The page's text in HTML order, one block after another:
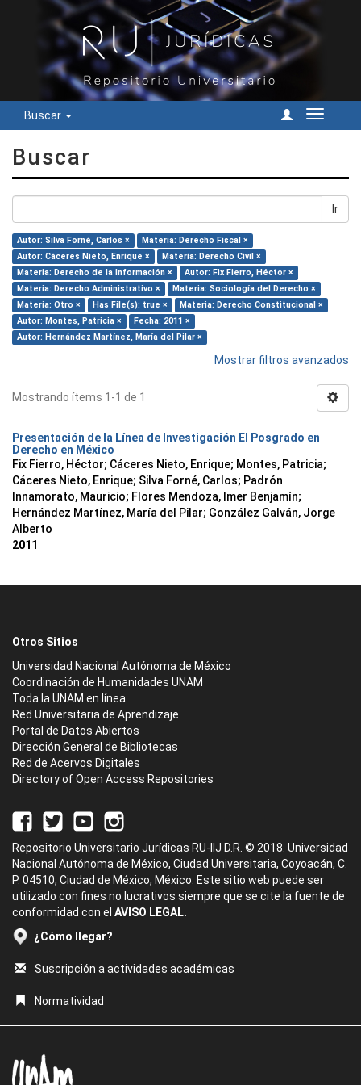
Buscar
Cambiar
Buscar
Ir
Autor: Silva Forné, Carlos ×
Materia: Derecho Fiscal ×
Autor: Cáceres Nieto, Enrique ×
Materia: Derecho Civil ×
Materia: Derecho de la Información ×
Autor: Fix Fierro, Héctor ×
Materia: Derecho Administrativo ×
Materia: Sociología del Derecho ×
Materia: Otro ×
Has File(s): true ×
Materia: Derecho Constitucional ×
Autor: Montes, Patricia ×
Fecha: 2011 ×
Autor: Hernández Martínez, María del Pilar ×
Mostrar filtros avanzados
Mostrando ítems 1-1 de 1
Presentación de la Línea de Investigación El Posgrado en
Derecho en México
Fix Fierro, Héctor; Cáceres Nieto, Enrique; Montes, Patricia;
Cáceres Nieto, Enrique; Silva Forné, Carlos; Padrón
Innamorato, Mauricio; Flores Mendoza, Imer Benjamín;
Hernández Martínez, María del Pilar; González Galván, Jorge
Alberto
2011
Otros Sitios
Universidad Nacional Autónoma de México
Coordinación de Humanidades UNAM
Toda la UNAM en línea
Red Universitaria de Aprendizaje
Portal de Datos Abiertos
Dirección General de Bibliotecas
Red de Acervos Digitales
Directory of Open Access Repositories
Repositorio Universitario Jurídicas RU-IIJ D.R. © 2018. Universidad
Nacional Autónoma de México, Ciudad Universitaria, Coyoacán, C.
P. 04510, Ciudad de México, México. Este sitio web puede ser
utilizado con fines no lucrativos siempre que se cite la fuente de
conformidad con el AVISO LEGAL.
¿Cómo llegar?
Suscripción a actividades académicas
Normatividad